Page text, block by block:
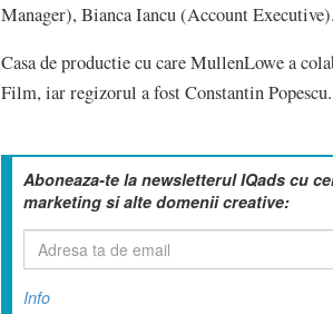
Manager), Bianca Iancu (Account Executive).
Casa de productie cu care MullenLowe a
Film, iar regizorul a fost Constantin Popescu.
Aboneaza-te la newsletterul IQads cu
marketing si alte domenii creative:
Info